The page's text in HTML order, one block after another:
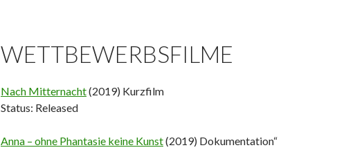
WETTBEWERBSFILME
Nach Mitternacht(2019) Kurzfilm
Status: Released
Anna – ohne Phantasie keine Kunst(2019) Dokumentation“